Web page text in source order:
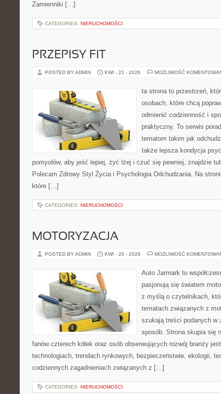
Zamienniki […]
CATEGORIES: NIERUCHOMOŚCI
PRZEPISY FIT
POSTED BY ADMIN KWI - 21 - 2026 MOŻLIWOŚĆ
ta strona to przestrzeń,
osobach, które chcą
odmienić codzienność i
praktyczny. To serwis
tematom takim jak
także lepsza kondycja
pomysłów, aby jeść lepiej, żyć lżej i czuć się pewniej, znajdzie
Polecam Zdrowy Styl Życia i Psychologia Odchudzania. Na
które […]
CATEGORIES: NIERUCHOMOŚCI
MOTORYZACJA
POSTED BY ADMIN KWI - 20 - 2026 MOŻLIWOŚĆ
Auto Jarmark to
pasjonują się światem
z myślą o czytelnikach,
tematach związanych z
szukają treści podanych w
sposób. Strona skupia się
fanów czterech kółek oraz osób obserwujących rozwój branży
technologiach, trendach rynkowych, bezpieczeństwie, ekologii,
codziennych zagadnieniach związanych z […]
CATEGORIES: NIERUCHOMOŚCI